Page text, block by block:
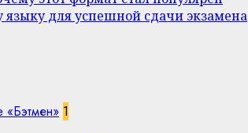
для успешной сдачи экзамена
«Бэтмен» 1